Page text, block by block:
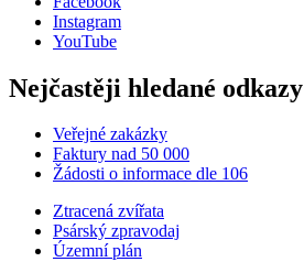
Instagram
YouTube
Nejčastěji hledané odkazy
Veřejné zakázky
Faktury nad 50 000
Žádosti o informace dle 106
Ztracená zvířata
Psárský zpravodaj
Územní plán